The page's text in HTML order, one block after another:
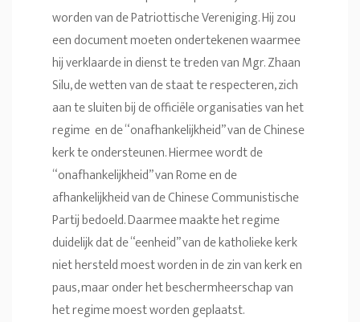
worden van de Patriottische Vereniging. Hij zou
een document moeten ondertekenen waarmee
hij verklaarde in dienst te treden van Mgr. Zhaan
Silu, de wetten van de staat te respecteren, zich
aan te sluiten bij de officiële organisaties van het
regime en de “onafhankelijkheid” van de Chinese
kerk te ondersteunen. Hiermee wordt de
“onafhankelijkheid” van Rome en de
afhankelijkheid van de Chinese Communistische
Partij bedoeld. Daarmee maakte het regime
duidelijk dat de “eenheid” van de katholieke kerk
niet hersteld moest worden in de zin van kerk en
paus, maar onder het beschermheerschap van
het regime moest worden geplaatst.